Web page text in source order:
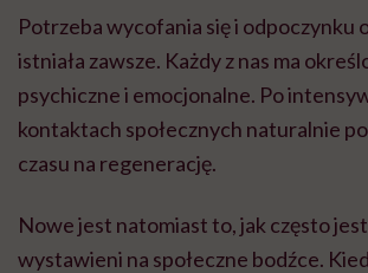
Potrzeba wycofania się i odpoczynku
istniała zawsze. Każdy z nas ma
psychiczne i emocjonalne. Po
kontaktach społecznych naturalnie
czasu na regenerację.
Nowe jest natomiast to, jak często
wystawieni na społeczne bodźce.